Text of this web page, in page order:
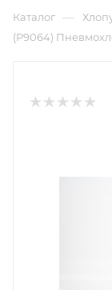
Каталог —
(Р9064)